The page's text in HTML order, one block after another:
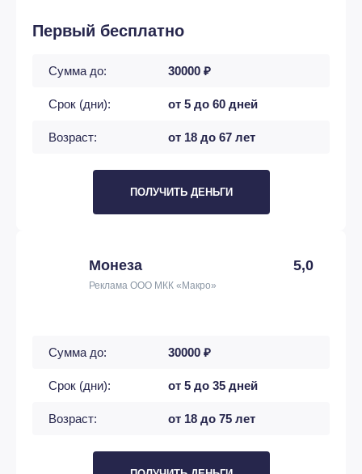
Первый бесплатно
Сумма до: 30000 ₽
Срок (дни): от 5 до 60 дней
Возраст: от 18 до 67 лет
ПОЛУЧИТЬ ДЕНЬГИ
Монеза 5,0
Реклама ООО МКК «Макро»
Сумма до: 30000 ₽
Срок (дни): от 5 до 35 дней
Возраст: от 18 до 75 лет